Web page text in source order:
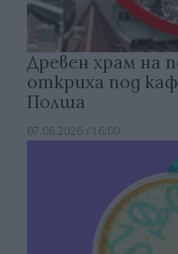
Древен храм на
откриха под
Полша
07.08.2026 / 16:00